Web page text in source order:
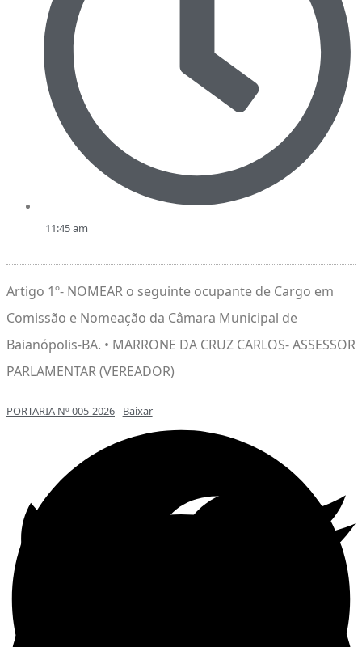
11:45 am
Artigo 1º- NOMEAR o seguinte ocupante de Cargo em
Comissão e Nomeação da Câmara Municipal de
Baianópolis-BA. • MARRONE DA CRUZ CARLOS- ASSESSOR
PARLAMENTAR (VEREADOR)
PORTARIA Nº 005-2026 Baixar